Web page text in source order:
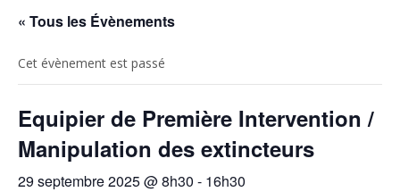
« Tous les Évènements
Cet évènement est passé
Equipier de Première Intervention /
Manipulation des extincteurs
29 septembre 2025 @ 8h30 - 16h30